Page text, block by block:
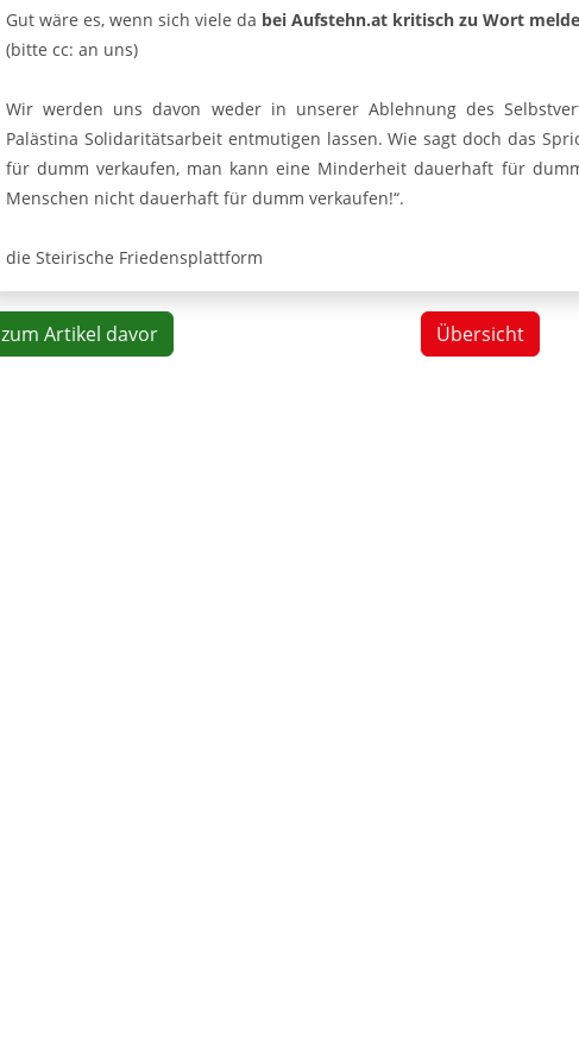
Gut wäre es, wenn sich viele da bei Aufstehn.at kritisch zu Wort
(bitte cc: an uns)
Wir werden uns davon weder in unserer Ablehnung des
Palästina Solidaritätsarbeit entmutigen lassen. Wie sagt doch das
für dumm verkaufen, man kann eine Minderheit dauerhaft für
Menschen nicht dauerhaft für dumm verkaufen!“.
die Steirische Friedensplattform
zum Artikel davor Übersicht